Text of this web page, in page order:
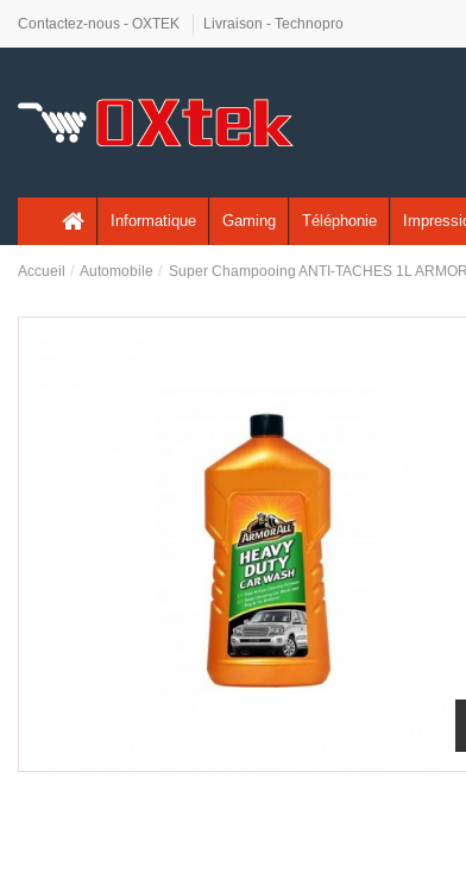
Contactez-nous - OXTEK Livraison - Technopro
Informatique Gaming Téléphonie
Accueil Automobile Super Champooing ANTI-TACHES 1L